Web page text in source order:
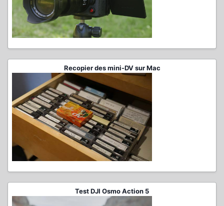
Recopier des mini-DV sur Mac
Test DJI Osmo Action 5